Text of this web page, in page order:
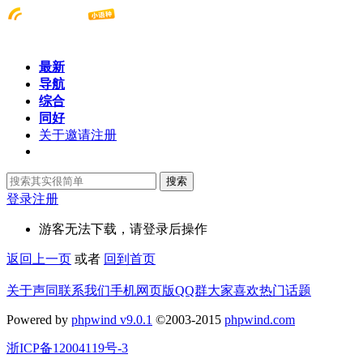
最新
导航
综合
同好
关于邀请注册
搜索
登录注册
游客无法下载，请登录后操作
返回上一页 或者 回到首页
关于声同联系我们手机网页版QQ群大家喜欢热门话题
Powered by phpwind v9.0.1 ©2003-2015 phpwind.com
浙ICP备12004119号-3